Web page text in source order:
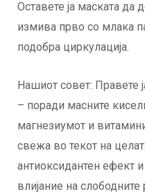
Оставете ја маската да
измива прво со млака
подобра циркулација.
Нашиот совет: Правете
– поради масните
магнезиумот и
свежа во текот на
антиоксидантен ефект
влијание на слободните